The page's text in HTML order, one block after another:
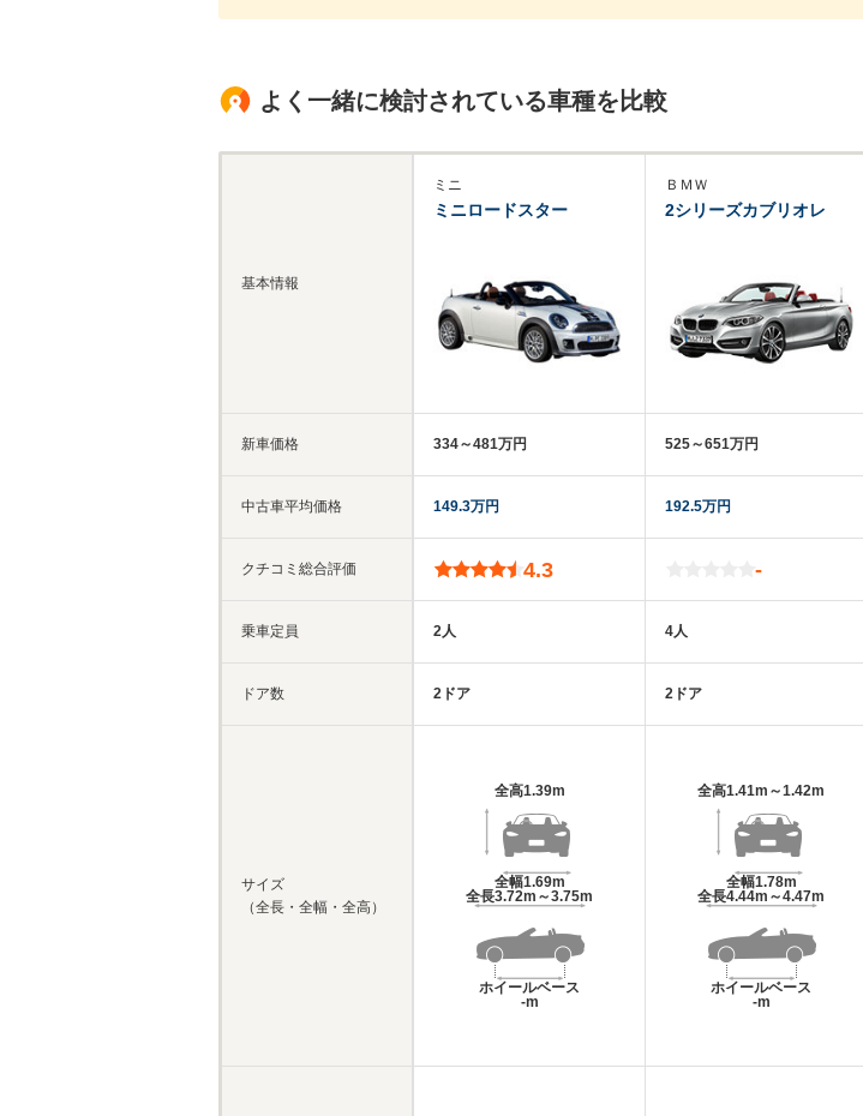
よく一緒に検討されている車種を比較
基本情報
新車価格
中古車平均価格
クチコミ総合評価
乗車定員
ドア数
サイズ
（全長・全幅・全高）
ミニ
ミニロードスター
334～481万円
149.3万円
4.3
2人
2ドア
全高1.39m
全幅1.69m
全長3.72m～3.75m
ホイールベース
-m
ＢＭＷ
2シリーズカブリオレ
525～651万円
192.5万円
-
4人
2ドア
全高1.41m～1.42m
全幅1.78m
全長4.44m～4.47m
ホイールベース
-m